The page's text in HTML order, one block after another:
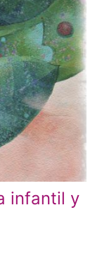
infantil y